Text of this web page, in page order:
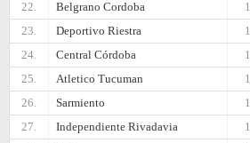
22. Belgrano Cordoba
23.
Deportivo Riestra
24.
Central Córdoba
25.
Atletico Tucuman
26.
Sarmiento
27.
Independiente Rivadavia